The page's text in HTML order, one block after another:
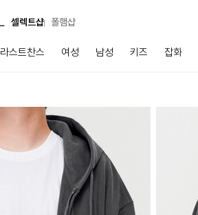
셀렉트샵 폴햄샵
라스트찬스 여성 남성 키즈 잡화